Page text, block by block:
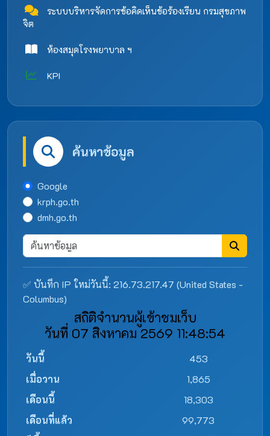
ระบบบริหารจัดการข้อคิดเห็นข้อร้องเรียน กรมสุขภาพ
จิต
ห้องสมุดโรงพยาบาล ฯ
KPI
ค้นหาข้อมูล
Google
krph.go.th
dmh.go.th
✅ บันทึก IP ใหม่วันนี้: 216.73.217.47 (United States -
Columbus)
สถิติจำนวนผู้เข้าชมเว็บ
วันที่ 07 สิงหาคม 2569 11:48:54
วันนี้
453
เมื่อวาน
1,865
เดือนนี้
18,303
เดือนที่แล้ว
99,773